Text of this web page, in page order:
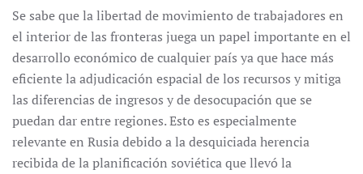
Se sabe que la libertad de movimiento de trabajadores en
el interior de las fronteras juega un papel importante en el
desarrollo económico de cualquier país ya que hace más
eficiente la adjudicación espacial de los recursos y mitiga
las diferencias de ingresos y de desocupación que se
puedan dar entre regiones. Esto es especialmente
relevante en Rusia debido a la desquiciada herencia
recibida de la planificación soviética que llevó la